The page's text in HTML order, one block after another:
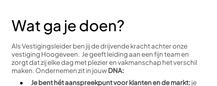
Wat ga je doen?
Als Vestigingsleider ben jij de drijvende kracht achter onze
vestiging Hoogeveen. Je geeft leiding aan een fijn team en
zorgt dat zij elke dag met plezier en vakmanschap het verschil
maken. Ondernemen zit in jouwDNA:
Je bent hét aanspreekpunt voor klanten en de markt:je